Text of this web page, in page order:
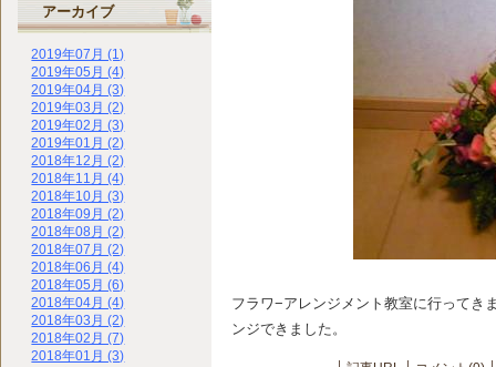
フラワ−アレンジメント教室に行ってき
ンジできました。
アーカイブ
2019年07月 (1)
2019年05月 (4)
2019年04月 (3)
2019年03月 (2)
2019年02月 (3)
2019年01月 (2)
2018年12月 (2)
2018年11月 (4)
2018年10月 (3)
2018年09月 (2)
2018年08月 (2)
2018年07月 (2)
2018年06月 (4)
2018年05月 (6)
2018年04月 (4)
2018年03月 (2)
2018年02月 (7)
2018年01月 (3)